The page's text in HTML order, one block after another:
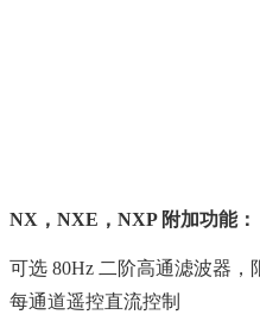
NX，NXE，NXP 附加功能：
可选 80Hz 二阶高通滤波器，
每通道遥控直流控制